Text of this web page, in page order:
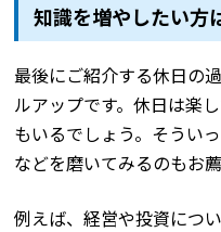
知識を増やしたい方
最後にご紹介する休日の
ルアップです。休日は楽
もいるでしょう。そうい
などを磨いてみるのもお薦
例えば、経営や投資につ